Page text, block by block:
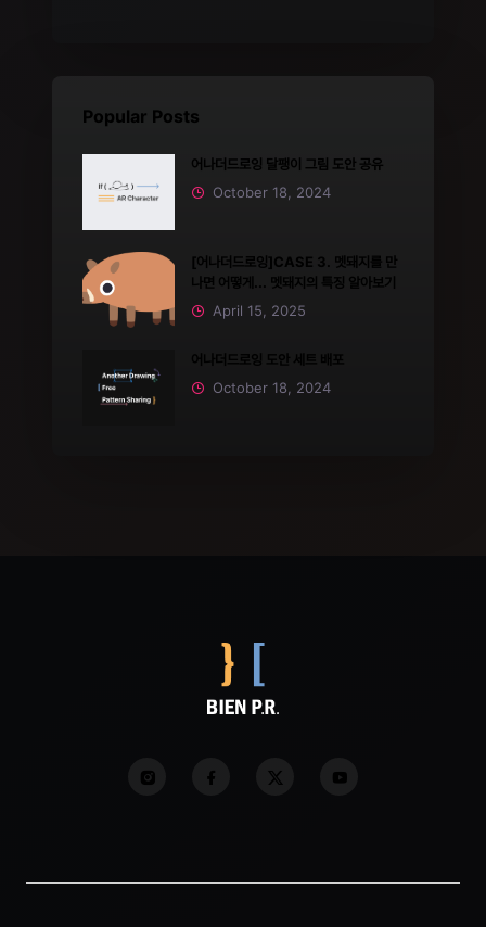
Popular Posts
어나더드로잉 달팽이 그림 도안 공유
October 18, 2024
[어나더드로잉]CASE 3. 멧돼지를 만
나면 어떻게... 멧돼지의 특징 알아보기
April 15, 2025
October 18, 2024